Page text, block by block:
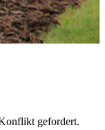
gefordert.